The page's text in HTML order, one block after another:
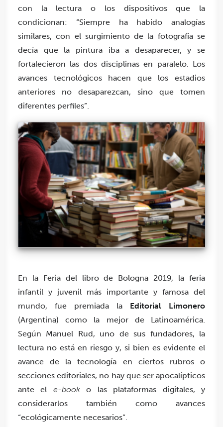
con la lectura o los dispositivos que la
condicionan: “Siempre ha habido analogías
similares, con el surgimiento de la fotografía se
decía que la pintura iba a desaparecer, y se
fortalecieron las dos disciplinas en paralelo. Los
avances tecnológicos hacen que los estadios
anteriores no desaparezcan, sino que tomen
diferentes perfiles”.
En la Feria del libro de Bologna 2019, la feria
infantil y juvenil más importante y famosa del
mundo, fue premiada la Editorial Limonero
(Argentina) como la mejor de Latinoamérica.
Según Manuel Rud, uno de sus fundadores, la
lectura no está en riesgo y, si bien es evidente el
avance de la tecnología en ciertos rubros o
secciones editoriales, no hay que ser apocalípticos
ante el e-booko las plataformas digitales, y
considerarlos también como avances
“ecológicamente necesarios”.